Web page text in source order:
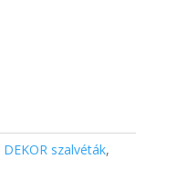
DEKOR szalvéták,